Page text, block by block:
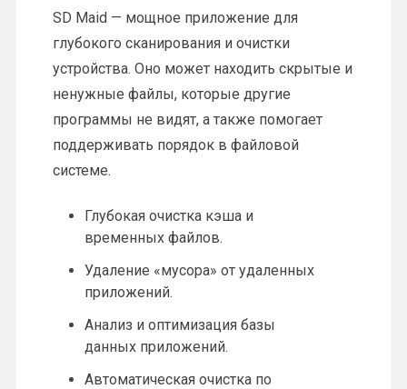
SD Maid — мощное приложение для
глубокого сканирования и очистки
устройства. Оно может находить скрытые и
ненужные файлы, которые другие
программы не видят, а также помогает
поддерживать порядок в файловой
системе.
Глубокая очистка кэша и
временных файлов.
Удаление «мусора» от удаленных
приложений.
Анализ и оптимизация базы
данных приложений.
Автоматическая очистка по